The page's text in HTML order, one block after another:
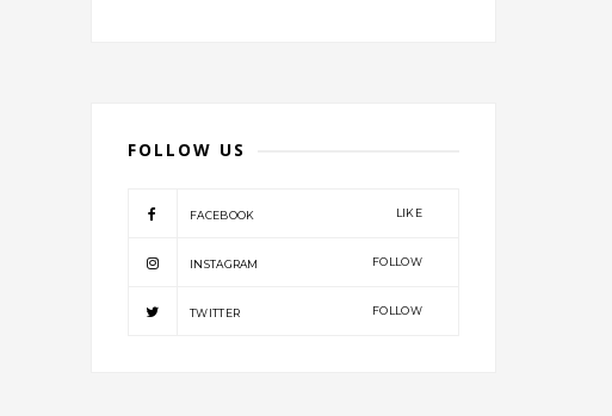
FOLLOW US
FACEBOOK LIKE
INSTAGRAM FOLLOW
TWITTER FOLLOW